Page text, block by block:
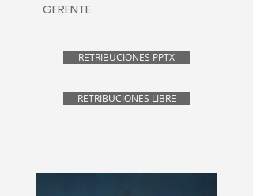
GERENTE
RETRIBUCIONES PPTX
RETRIBUCIONES LIBRE